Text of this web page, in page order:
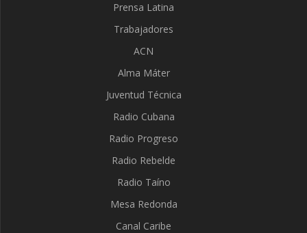
Prensa Latina
Trabajadores
ACN
Alma Máter
Juventud Técnica
Radio Cubana
Radio Progreso
Radio Rebelde
Radio Taíno
Mesa Redonda
Canal Caribe